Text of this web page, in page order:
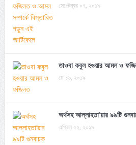
সেপ্টেম্বর ০৭, ২০১৯
তাওবা কবুল হওয়ার আমল ও
মে ১৬, ২০১৯
অর্থসহ আল্লাহতা’য়ার ৯৯টি
এপ্রিল ২২, ২০১৯